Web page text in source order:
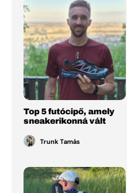
Top 5 futócipő, amely
sneakerikonná vált
Trunk Tamás